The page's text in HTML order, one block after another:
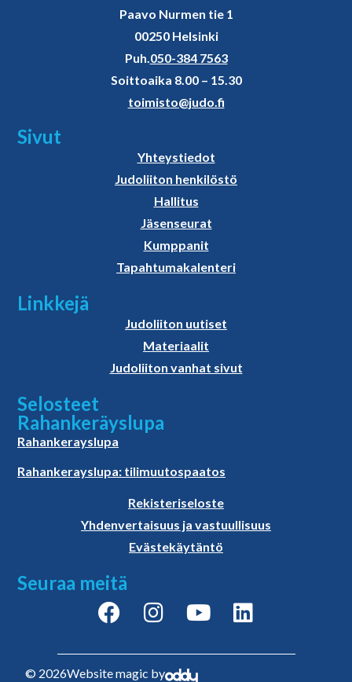
Paavo Nurmen tie 1
00250 Helsinki
Puh. 050-384 7563
Soittoaika 8.00 – 15.30
toimisto@judo.fi
Sivut
Yhteystiedot
Judoliiton henkilöstö
Hallitus
Jäsenseurat
Kumppanit
Tapahtumakalenteri
Linkkejä
Judoliiton uutiset
Materiaalit
Judoliiton vanhat sivut
Selosteet
Rahankeräyslupa
Rahankerayslupa
Rahankerayslupa: tilimuutospaatos
Rekisteriseloste
Yhdenvertaisuus ja vastuullisuus
Evästekäytäntö
Seuraa meitä
© 2026Website magic by